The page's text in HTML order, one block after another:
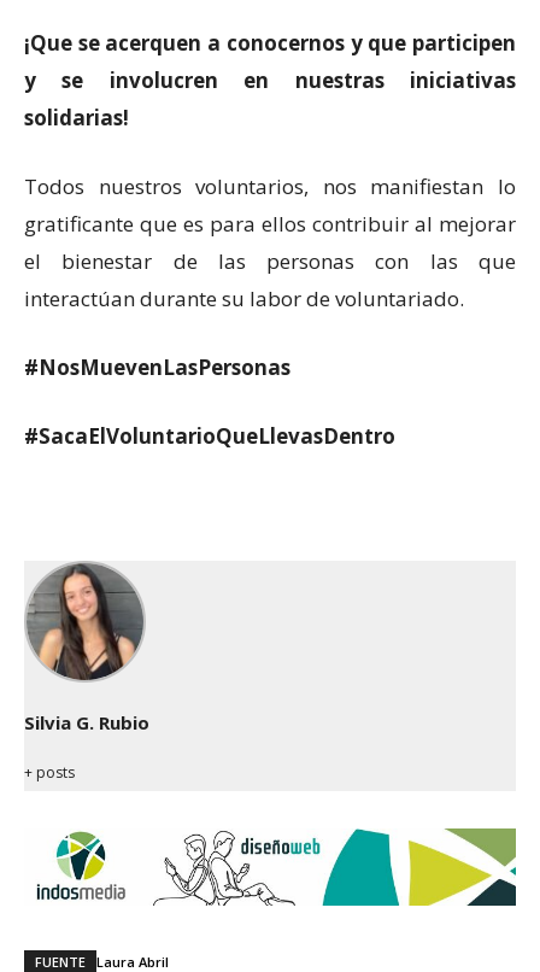
¡Que se acerquen a conocernos y que participen
y se involucren en nuestras iniciativas
solidarias!
Todos nuestros voluntarios, nos manifiestan lo
gratificante que es para ellos contribuir al mejorar
el bienestar de las personas con las que
interactúan durante su labor de voluntariado.
#NosMuevenLasPersonas
#SacaElVoluntarioQueLlevasDentro
Silvia G. Rubio
+ posts
FUENTE Laura Abril